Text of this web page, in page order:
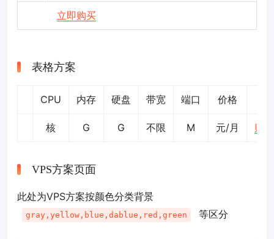
立即购买
表格方案
CPU 内存 硬盘 带宽 端口 价格
核 G G 不限 M 元/月 购买
VPS方案页面
此处为VPS方案按颜色分类背景
gray,yellow,blue,dablue,red,green 等区分